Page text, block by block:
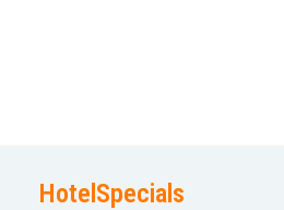
HotelSpecials